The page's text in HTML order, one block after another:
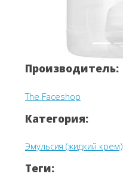
Производитель:
The Faceshop
Категория:
Эмульсия (жидкий крем)
Теги: